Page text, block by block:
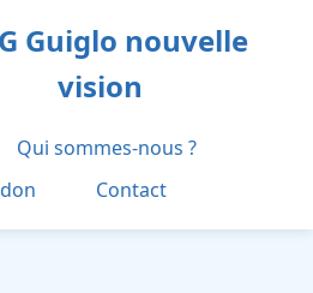
Guiglo nouvelle
vision
Qui sommes-nous ?
Contact